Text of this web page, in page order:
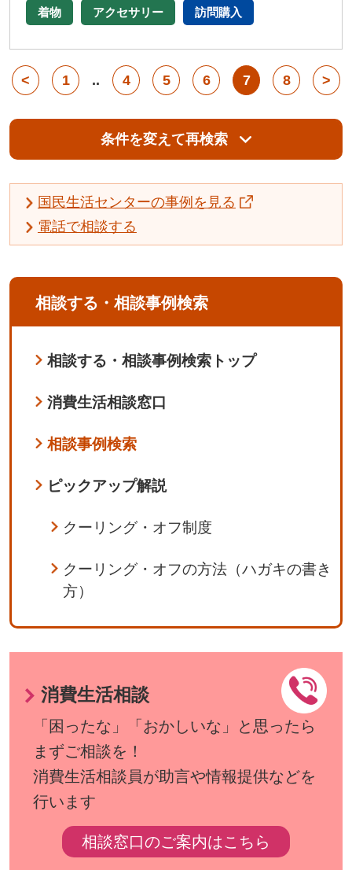
着物 アクセサリー 訪問購入
< 1 .. 4 5 6 7 8 >
条件を変えて再検索
国民生活センターの事例を見る
電話で相談する
相談する・相談事例検索
相談する・相談事例検索トップ
消費生活相談窓口
相談事例検索
ピックアップ解説
クーリング・オフ制度
クーリング・オフの方法（ハガキの書き
方）
消費生活相談
「困ったな」「おかしいな」と思ったら
まずご相談を！
消費生活相談員が助言や情報提供などを
行います
相談窓口のご案内はこちら